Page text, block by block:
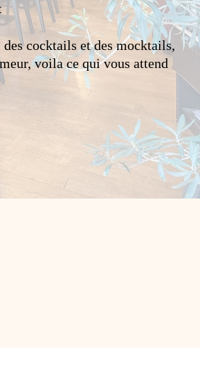
cocktails et des mocktails,
voila ce qui vous attend